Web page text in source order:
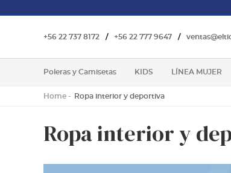
+56 22 737 8172 / +56 22 777 9647 /
Poleras y Camisetas KIDS LÍNEA MUJER
Home Ropa interior y deportiva
Ropa interior y